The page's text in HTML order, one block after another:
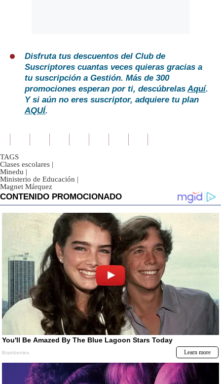
Disfruta tus descuentos del Club de
Suscriptores cuantas veces quieras gracias a
tu suscripción a Gestión. Más de 300
promociones esperan por ti, descúbrelasAquí.
Y si aún no eres suscriptor, adquiere tu plan
AQUÍ.
TAGS
Clases escolares |
Minedu |
Ministerio de Educación |
Magnet Márquez